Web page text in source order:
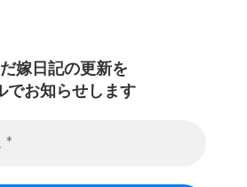
嫁日記の更新を
でお知らせします